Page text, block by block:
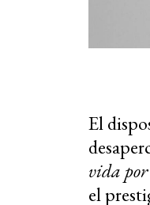
El
vida
el